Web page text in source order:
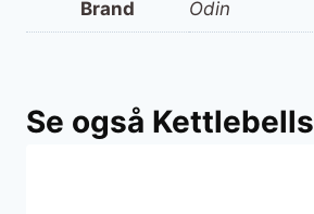
Brand Odin
Se også Kettlebells